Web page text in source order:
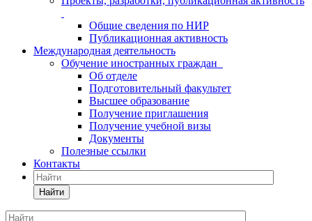
Общие сведения по НИР
Публикационная активность
Международная деятельность
Обучение иностранных граждан
Об отделе
Подготовительный факультет
Высшее образование
Получение приглашения
Получение учебной визы
Документы
Полезные ссылки
Контакты
Найти